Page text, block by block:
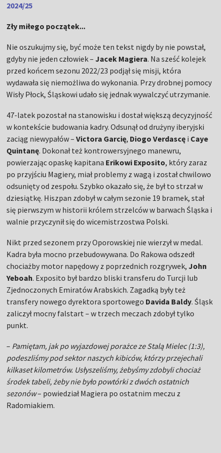
2024/25
Zły miłego początek...
Nie oszukujmy się, być może ten tekst nigdy by nie powstał,
gdyby nie jeden człowiek – Jacek Magiera. Na sześć kolejek
przed końcem sezonu 2022/23 podjął się misji, która
wydawała się niemożliwa do wykonania. Przy drobnej pomocy
Wisły Płock, Śląskowi udało się jednak wywalczyć utrzymanie.
47-latek pozostał na stanowisku i dostał większą decyzyjność
w kontekście budowania kadry. Odsunął od drużyny iberyjski
zaciąg niewypałów –Victora Garcię, Diogo Verdascę i Caye
Quintanę. Dokonał też kontrowersyjnego manewru,
powierzając opaskę kapitana Erikowi Exposito, który zaraz
po przyjściu Magiery, miał problemy z wagą i został chwilowo
odsunięty od zespołu. Szybko okazało się, że był to strzał w
dziesiątkę. Hiszpan zdobył w całym sezonie 19 bramek, stał
się pierwszym w historii królem strzelców w barwach Śląska i
walnie przyczynił się do wicemistrzostwa Polski.
Nikt przed sezonem przy Oporowskiej nie wierzył w medal.
Kadra była mocno przebudowywana. Do Rakowa odszedł
chociażby motor napędowy z poprzednich rozgrywek, John
Yeboah. Exposito był bardzo bliski transferu do Turcji lub
Zjednoczonych Emiratów Arabskich. Zagadką były też
transfery nowego dyrektora sportowego Davida Baldy. Śląsk
zaliczył mocny falstart – w trzech meczach zdobył tylko
punkt.
– Pamiętam, jak po wyjazdowej porażce ze Stalą Mielec (1:3),
podeszliśmy pod sektor naszych kibiców, którzy przejechali
kilkaset kilometrów. Usłyszeliśmy, żebyśmy zdobyli chociaż
środek tabeli, żeby nie było powtórki z dwóch ostatnich
sezonów– powiedział Magiera po ostatnim meczu z
Radomiakiem.